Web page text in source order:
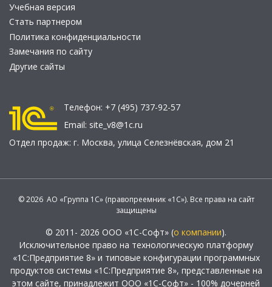
Учебная версия
Стать партнером
Политика конфиденциальности
Замечания по сайту
Другие сайты
Телефон: +7 (495) 737-92-57
Email: site_v8@1c.ru
Отдел продаж: г. Москва, улица Селезнёвская, дом 21
© 2026 АО «Группа 1С» (правопреемник «1С»). Все права на сайт
защищены
© 2011- 2026 ООО «1С-Софт» (о компании).
Исключительное право на технологическую платформу
«1С:Предприятие 8» и типовые конфигурации программных
продуктов системы «1С:Предприятие 8», представленные на
этом сайте, принадлежит ООО «1С-Софт» - 100% дочерней